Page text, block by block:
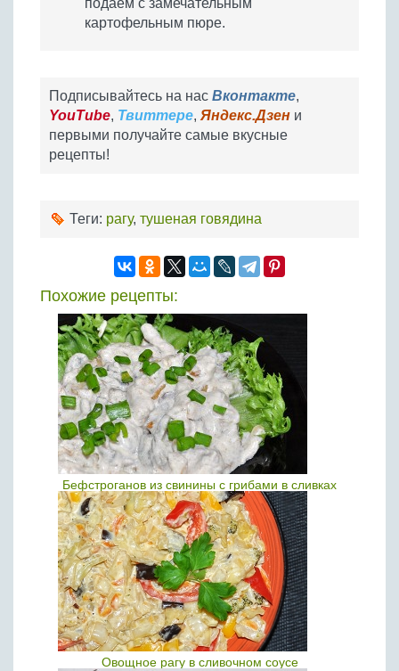
подаем с замечательным
картофельным пюре.
Подписывайтесь на нас Вконтакте,
YouTube, Твиттере, Яндекс.Дзен и
первыми получайте самые вкусные
рецепты!
Теги: рагу, тушеная говядина
Похожие рецепты:
Бефстроганов из свинины с грибами в сливках
Овощное рагу в сливочном соусе